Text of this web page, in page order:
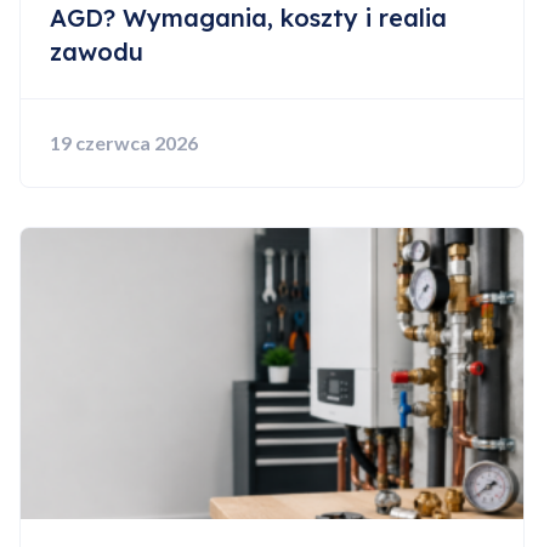
AGD? Wymagania, koszty i realia
zawodu
19 czerwca 2026